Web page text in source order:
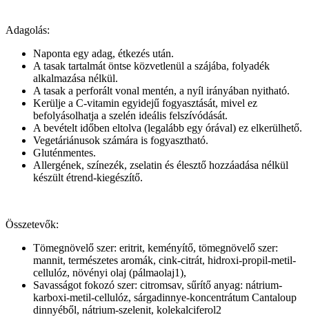
Adagolás:
Naponta egy adag, étkezés után.
A tasak tartalmát öntse közvetlenül a szájába, folyadék
alkalmazása nélkül.
A tasak a perforált vonal mentén, a nyíl irányában nyitható.
Kerülje a C-vitamin egyidejű fogyasztását, mivel ez
befolyásolhatja a szelén ideális felszívódását.
A bevételt időben eltolva (legalább egy órával) ez elkerülhető.
Vegetáriánusok számára is fogyasztható.
Gluténmentes.
Allergének, színezék, zselatin és élesztő hozzáadása nélkül
készült étrend-kiegészítő.
Összetevők:
Tömegnövelő szer: eritrit, keményítő, tömegnövelő szer:
mannit, természetes aromák, cink-citrát, hidroxi-propil-metil-
cellulóz, növényi olaj (pálmaolaj1),
Savasságot fokozó szer: citromsav, sűrítő anyag: nátrium-
karboxi-metil-cellulóz, sárgadinnye-koncentrátum Cantaloup
dinnyéből, nátrium-szelenit, kolekalciferol2